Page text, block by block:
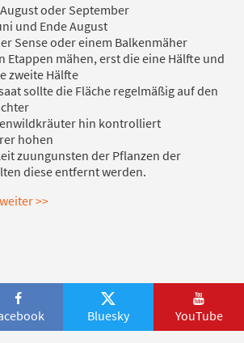
oder September
und Ende August
Sense oder einem Balkenmäher
Etappen mähen, erst die eine Hälfte und
zweite Hälfte
sollte die Fläche regelmäßig auf den
hin kontrolliert
hohen
zuungunsten der Pflanzen der
diese entfernt werden.
>>
Bluesky YouTube